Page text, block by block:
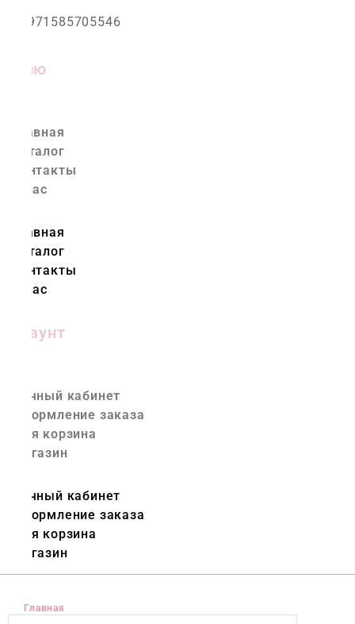
+971585705546
Меню
Главная
Каталог
Контакты
О нас
Главная
Каталог
Контакты
О нас
Аккаунт
Личный кабинет
Оформление заказа
Моя корзина
Магазин
Личный кабинет
Оформление заказа
Моя корзина
Магазин
Главная